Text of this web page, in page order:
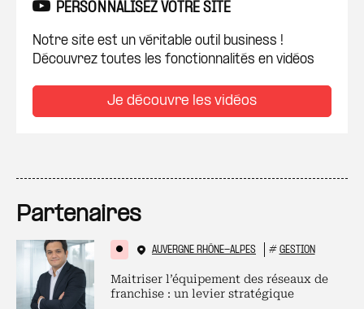
PERSONNALISEZ VOTRE SITE
Notre site est un véritable outil business !
Découvrez toutes les fonctionnalités en vidéos
Je découvre les vidéos
Partenaires
AUVERGNE RHÔNE-ALPES # GESTION
Maitriser l’équipement des réseaux de
franchise : un levier stratégique